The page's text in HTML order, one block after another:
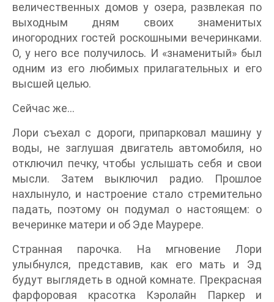
величественных домов у озера, развлекая по
выходным дням своих знаменитых
иногородних гостей роскошными вечеринками.
О, у него все получилось. И «знаменитый» был
одним из его любимых прилагательных и его
высшей целью.
Сейчас же…
Лори съехал с дороги, припарковал машину у
воды, не заглушая двигатель автомобиля, но
отключил печку, чтобы услышать себя и свои
мысли. Затем выключил радио. Прошлое
нахлынуло, и настроение стало стремительно
падать, поэтому он подумал о настоящем: о
вечеринке матери и об Эде Маурере.
Странная парочка. На мгновение Лори
улыбнулся, представив, как его мать и Эд
будут выглядеть в одной комнате. Прекрасная
фарфоровая красотка Кэролайн Паркер и